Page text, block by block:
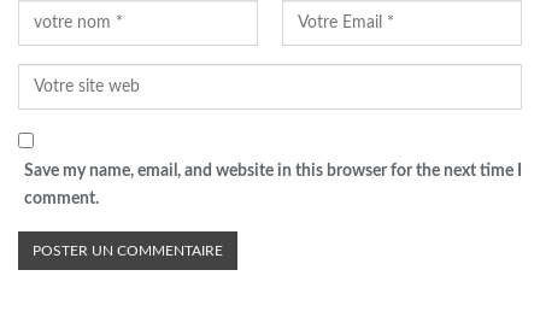
Save my name, email, and website in this browser for the next time I
comment.